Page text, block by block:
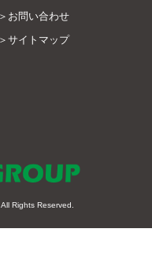
お問い合わせ
サイトマップ
All Rights Reserved.